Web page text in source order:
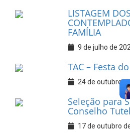
LISTAGEM
FAMÍLIA
9 de julho de
TAC – Festa
24 de outubro
Seleção para
Conselho
17 de outubro